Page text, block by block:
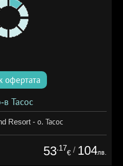
офертата
в Тасос
Resort - о. Тасос
53.17
€ / 104лв.